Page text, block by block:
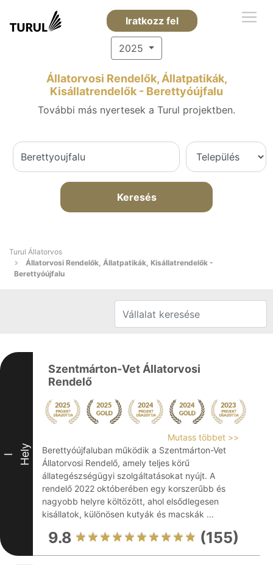
Iratkozz fel
2025
Állatorvosi Rendelők, Állatpatikák,
Kisállatrendelők - Berettyóújfalu
További más nyertesek a Turul projektben.
Keresés
Turul Állatorvos
Állatorvosi Rendelők, Állatpatikák, Kisállatrendelők -
Berettyóújfalu
I Hely
Szentmárton-Vet Állatorvosi
Rendelő
Mutass többet >>
Berettyóújfaluban működik a Szentmárton-Vet
Állatorvosi Rendelő, amely teljes körű
állategészségügyi szolgáltatásokat nyújt. A
rendelő 2022 októberében egy korszerűbb és
nagyobb helyre költözött, ahol elsődlegesen
kisállatok, különösen kutyák és macskák ...
9.8 (155)